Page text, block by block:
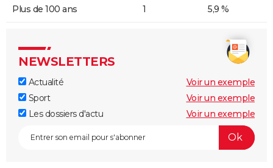
Plus de 100 ans 1 5,9 %
NEWSLETTERS
Actualité
Voir un exemple
Sport
Voir un exemple
Les dossiers d'actu
Voir un exemple